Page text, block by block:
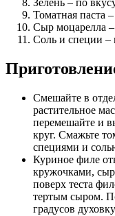
Зелень – по
Томатная паста –
Сыр моцарелла
Соль и специи –
Смешайте в
растительное
перемешайте и
круг. Смажьте
специями и
Куриное филе
кружочками,
поверх теста
тертым сыром.
градусов